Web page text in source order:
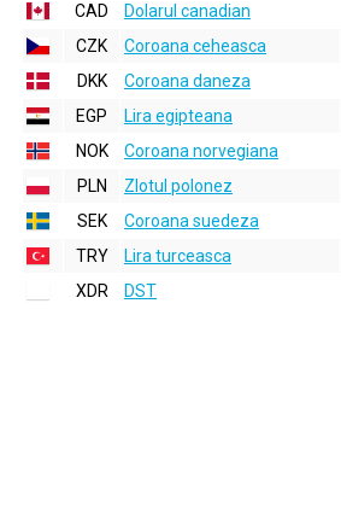
CAD
Dolarul canadian
CZK
Coroana ceheasca
DKK
Coroana daneza
EGP
Lira egipteana
NOK
Coroana norvegiana
PLN
Zlotul polonez
SEK
Coroana suedeza
TRY
Lira turceasca
XDR
DST